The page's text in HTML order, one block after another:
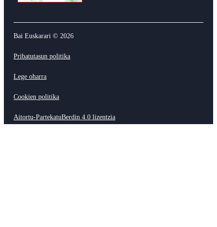
Bai Euskarari © 2026
Pribatutasun politika
Lege oharra
Cookien politika
Aitortu-PartekatuBerdin 4.0 lizentzia